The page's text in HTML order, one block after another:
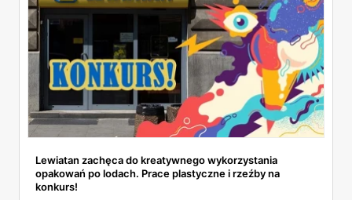
Lewiatan zachęca do kreatywnego wykorzystania
opakowań po lodach. Prace plastyczne i rzeźby na
konkurs!